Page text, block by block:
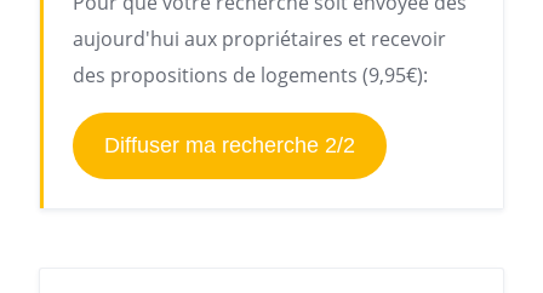
aujourd'hui aux propriétaires et recevoir
des propositions de logements (9,95€):
Diffuser ma recherche 2/2